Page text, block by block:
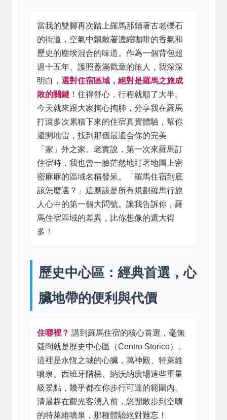
當我的雙腳再次踏上羅馬那鋪著古老礫石
的街道，空氣中飄散著濃縮咖啡的香氣和
歷史的塵埃混合的味道。作為一個背包超
過十五年、護照蓋滿戳章的旅人，我深深
明白， 選對住宿區域，絕對是羅馬之旅成
敗的關鍵 ！住得舒心，行程就順了大半。
今天就來跟大家掏心掏肺，分享我在羅馬
打滾多次累積下來的住宿真實體驗，幫你
避開地雷，找到那個最適合你的完美
「家」外之家。老實說，第一次來羅馬訂
住宿時，我也曾一臉茫然地盯著地圖上密
密麻麻的區域名稱發呆。「羅馬住宿到底
該怎麼選？」這應該是所有規劃羅馬行旅
人心中的第一個大問號。讓我告訴你，羅
馬住宿區域的差異，比你想像的還大得
多！
歷史中心區：經典首選，心
臟地帶的便利與代價
住哪裡？ 講到羅馬住宿的核心首選，毫無
疑問就是歷史中心區（Centro Storico）。
這裡是永恆之城的心臟，萬神殿、特萊維
噴泉、西班牙階梯、納沃納廣場這些重量
級景點，幾乎都在你步行可達的範圍內。
清晨趕在觀光客湧入前，悠閒散步到空曠
的特萊維噴泉，那種體驗絕對難忘！